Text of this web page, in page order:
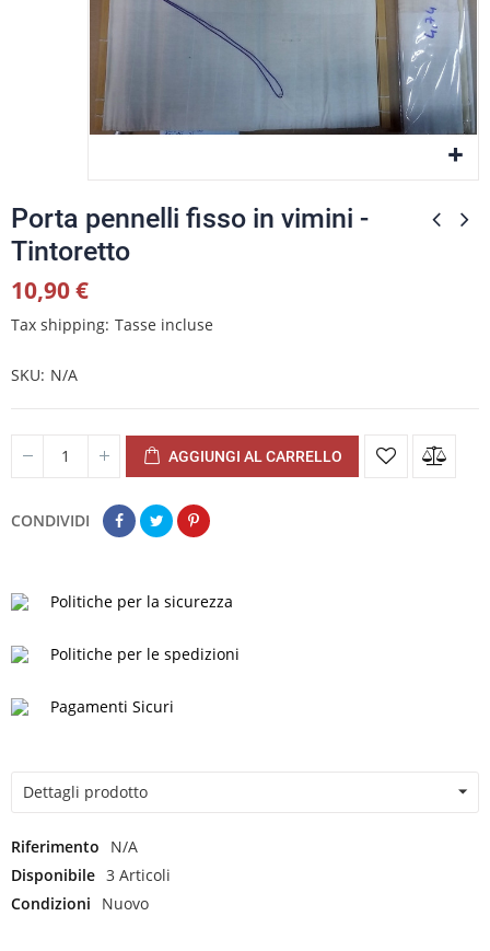
Porta pennelli fisso in vimini -
Tintoretto
10,90 €
Tax shipping Tasse incluse
SKU N/A
AGGIUNGI AL CARRELLO
CONDIVIDI
Politiche per la sicurezza
Politiche per le spedizioni
Pagamenti Sicuri
Dettagli prodotto
Riferimento
N/A
Disponibile 3 Articoli
Condizioni
Nuovo